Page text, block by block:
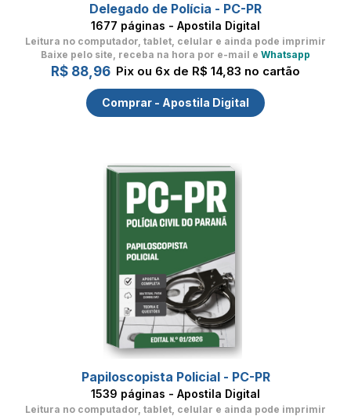
Delegado de Polícia - PC-PR
1677 páginas - Apostila Digital
Leitura no computador, tablet, celular e ainda pode imprimir
Baixe pelo site, receba na hora por e-mail e Whatsapp
R$ 88,96 Pix ou 6x de R$ 14,83 no cartão
Comprar - Apostila Digital
Papiloscopista Policial - PC-PR
1539 páginas - Apostila Digital
Leitura no computador, tablet, celular e ainda pode imprimir